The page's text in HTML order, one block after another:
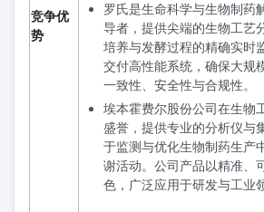
竞争优
势
罗氏是生命科学与生物制药
导者，提供尖端的生物工艺
培养与发酵过程的精确实时
交付高性能系统，确保大规
一致性、安全性与合规性。
埃本霍费尔股份公司在生物
盛誉，提供专业的分析仪与
于监测与优化生物制药生产
谢活动。公司产品以精准、
色，广泛应用于研发与工业